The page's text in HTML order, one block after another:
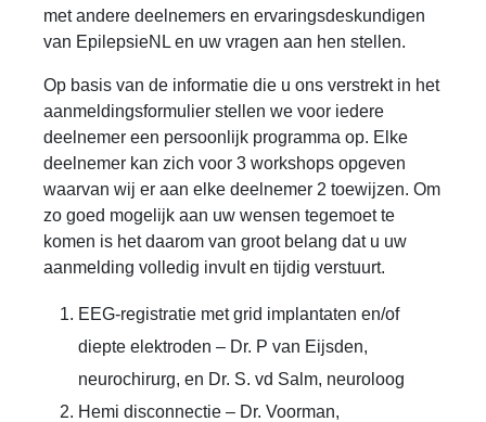
met andere deelnemers en ervaringsdeskundigen
van EpilepsieNL en uw vragen aan hen stellen.
Op basis van de informatie die u ons verstrekt in het
aanmeldingsformulier stellen we voor iedere
deelnemer een persoonlijk programma op. Elke
deelnemer kan zich voor 3 workshops opgeven
waarvan wij er aan elke deelnemer 2 toewijzen. Om
zo goed mogelijk aan uw wensen tegemoet te
komen is het daarom van groot belang dat u uw
aanmelding volledig invult en tijdig verstuurt.
EEG-registratie met grid implantaten en/of
diepte elektroden – Dr. P van Eijsden,
neurochirurg, en Dr. S. vd Salm, neuroloog
Hemi disconnectie – Dr. Voorman,